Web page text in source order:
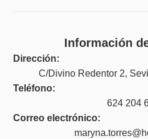
Información
Dirección:
C/Divino Redentor 2,
Teléfono:
624 204
Correo electrónico: